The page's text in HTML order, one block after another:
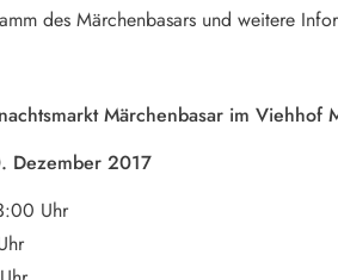
des Märchenbasars und weitere
Märchenbasar im Viehhof
Dezember 2017
Uhr